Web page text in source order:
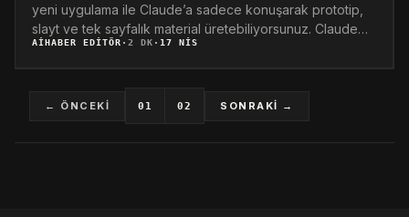
yeni uygulama ile Claude’a sadece konuşarak prototip,
slayt ve tek sayfalık material üretebiliyorsunuz. Claude
Design…
AIHABER EDITÖR · 2 DK · 17 NIS
← ÖNCEKİ 01 02 SONRAKİ →